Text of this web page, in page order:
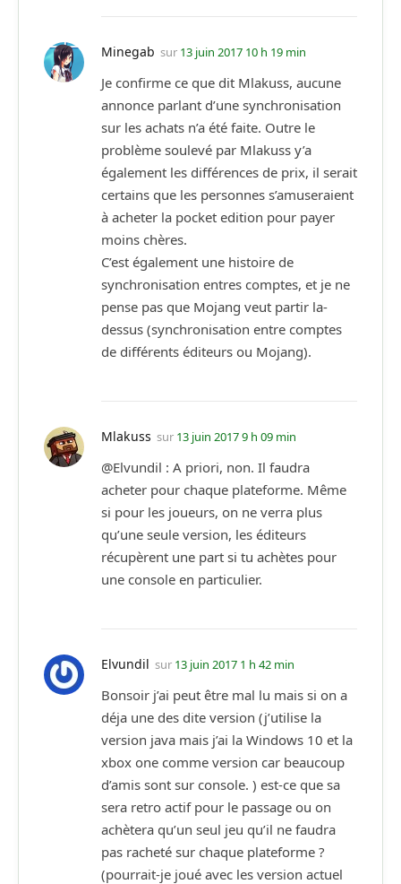
Minegab sur 13 juin 2017 10 h 19 min
Je confirme ce que dit Mlakuss, aucune
annonce parlant d’une synchronisation
sur les achats n’a été faite. Outre le
problème soulevé par Mlakuss y’a
également les différences de prix, il serait
certains que les personnes s’amuseraient
à acheter la pocket edition pour payer
moins chères.
C’est également une histoire de
synchronisation entres comptes, et je ne
pense pas que Mojang veut partir la-
dessus (synchronisation entre comptes
de différents éditeurs ou Mojang).
Mlakuss sur 13 juin 2017 9 h 09 min
@Elvundil : A priori, non. Il faudra
acheter pour chaque plateforme. Même
si pour les joueurs, on ne verra plus
qu’une seule version, les éditeurs
récupèrent une part si tu achètes pour
une console en particulier.
Elvundil sur 13 juin 2017 1 h 42 min
Bonsoir j’ai peut être mal lu mais si on a
déja une des dite version (j’utilise la
version java mais j’ai la Windows 10 et la
xbox one comme version car beaucoup
d’amis sont sur console. ) est-ce que sa
sera retro actif pour le passage ou on
achètera qu’un seul jeu qu’il ne faudra
pas racheté sur chaque plateforme ?
(pourrait-je joué avec les version actuel